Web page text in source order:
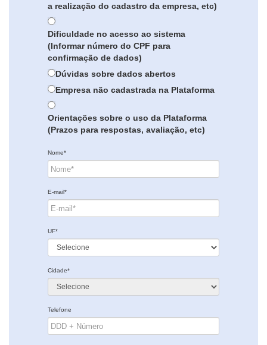
a realização do cadastro da empresa, etc)
Dificuldade no acesso ao sistema
(Informar número do CPF para
confirmação de dados)
Dúvidas sobre dados abertos
Empresa não cadastrada na Plataforma
Orientações sobre o uso da Plataforma
(Prazos para respostas, avaliação, etc)
Nome*
E-mail*
UF*
Cidade*
Telefone